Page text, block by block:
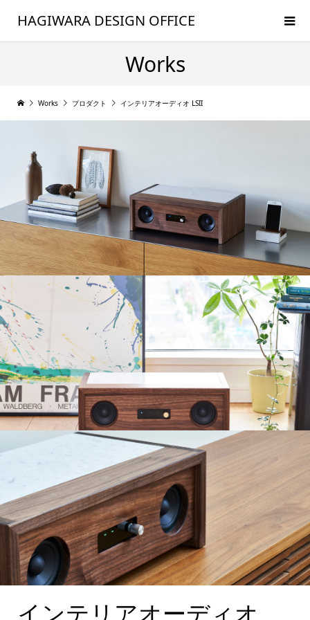
HAGIWARA DESIGN OFFICE
Works
Works プロダクト インテリアオーディオ LSII
インテリアオーディオ